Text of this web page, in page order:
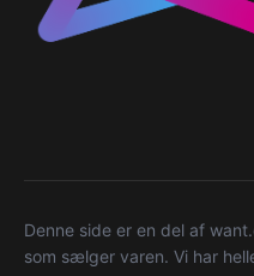
Denne side er en del af
som sælger varen. Vi har